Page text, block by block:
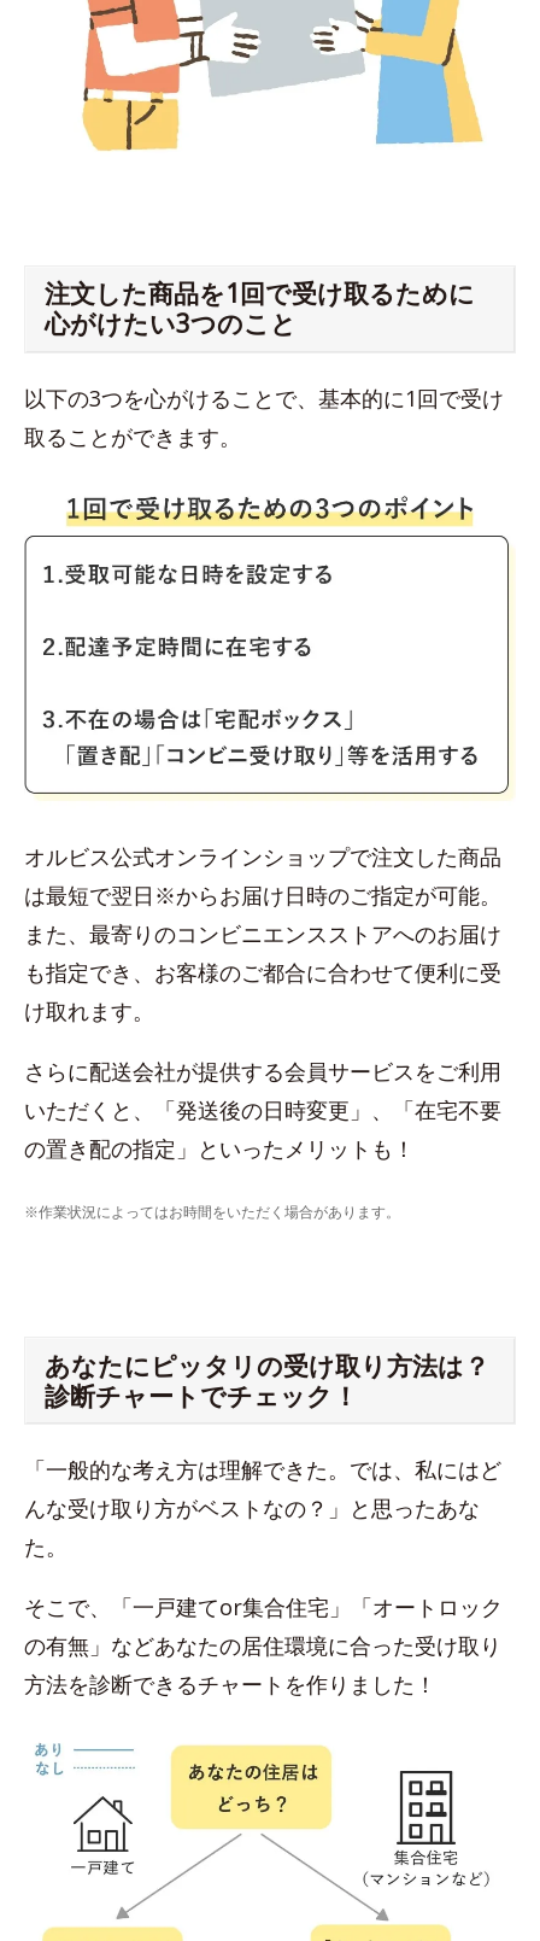
注文した商品を1回で受け取るために
心がけたい3つのこと
以下の3つを心がけることで、基本的に1回で受け
取ることができます。
オルビス公式オンラインショップで注文した商品
は最短で翌日※からお届け日時のご指定が可能。
また、最寄りのコンビニエンスストアへのお届け
も指定でき、お客様のご都合に合わせて便利に受
け取れます。
さらに配送会社が提供する会員サービスをご利用
いただくと、「発送後の日時変更」、「在宅不要
の置き配の指定」といったメリットも！
※作業状況によってはお時間をいただく場合があります。
あなたにピッタリの受け取り方法は？
診断チャートでチェック！
「一般的な考え方は理解できた。では、私にはど
んな受け取り方がベストなの？」と思ったあな
た。
そこで、「一戸建てor集合住宅」「オートロック
の有無」などあなたの居住環境に合った受け取り
方法を診断できるチャートを作りました！